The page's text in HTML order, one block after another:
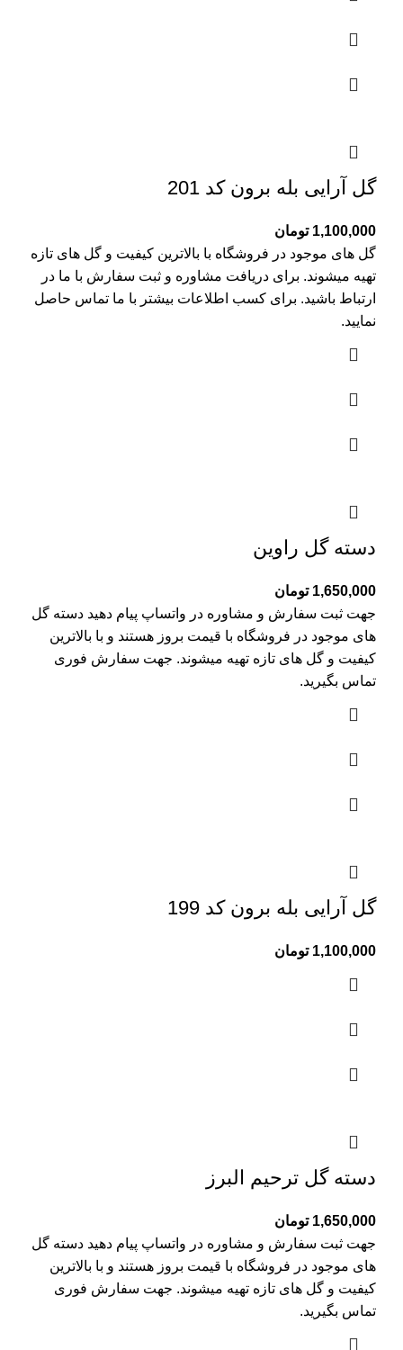
گل آرایی بله برون کد 201
1,100,000 تومان
گل های موجود در فروشگاه با بالاترین کیفیت و گل های تازه
تهیه میشوند. برای دریافت مشاوره و ثبت سفارش با ما در
ارتباط باشید. برای کسب اطلاعات بیشتر با ما تماس حاصل
نمایید.
دسته گل راوین
1,650,000 تومان
جهت ثبت سفارش و مشاوره در واتساپ پیام دهید دسته گل
های موجود در فروشگاه با قیمت بروز هستند و با بالاترین
کیفیت و گل های تازه تهیه میشوند. جهت سفارش فوری
تماس بگیرید.
گل آرایی بله برون کد 199
1,100,000 تومان
دسته گل ترحیم البرز
1,650,000 تومان
جهت ثبت سفارش و مشاوره در واتساپ پیام دهید دسته گل
های موجود در فروشگاه با قیمت بروز هستند و با بالاترین
کیفیت و گل های تازه تهیه میشوند. جهت سفارش فوری
تماس بگیرید.